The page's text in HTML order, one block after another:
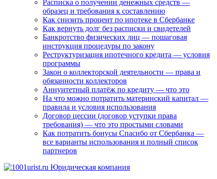
Расписка о получении денежных средств —
образец и требования к составлению
Как снизить процент по ипотеке в Сбербанке
Как вернуть долг без расписки и свидетелей
Банкротство физических лиц — пошаговая
инструкция процедуры по закону
Реструктуризация ипотечного кредита — условия
программы
Закон о коллекторской деятельности — права и
обязанности коллекторов
Аннуитетный платёж по кредиту — что это
На что можно потратить материнский капитал —
правила и условия использования
Договор цессии (договор уступки права
требования) — что это простыми словами
Как потратить бонусы Спасибо от Сбербанка —
все варианты использования и полный список
партнеров